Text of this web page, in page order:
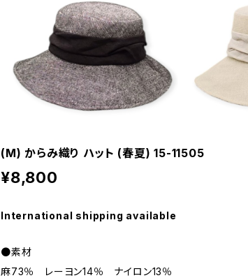
(M) からみ織り ハット (春夏) 15-11505
¥8,800
International shipping available
●素材
麻73％ レーヨン14％ ナイロン13％